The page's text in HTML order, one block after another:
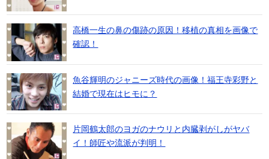
高橋一生の鼻の傷跡の原因！移植の真相を画像で
確認！
魚谷輝明のジャニーズ時代の画像！福王寺彩野と
結婚で現在はヒモに？
片岡鶴太郎のヨガのナウリと内臓剥がしがヤバ
イ！師匠や流派が判明！